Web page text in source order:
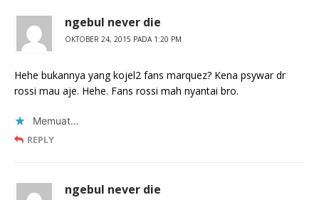
ngebul never die
OKTOBER 24, 2015 PADA 1:20 PM
Hehe bukannya yang kojel2 fans marquez? Kena psywar dr
rossi mau aje. Hehe. Fans rossi mah nyantai bro.
Memuat...
REPLY
ngebul never die